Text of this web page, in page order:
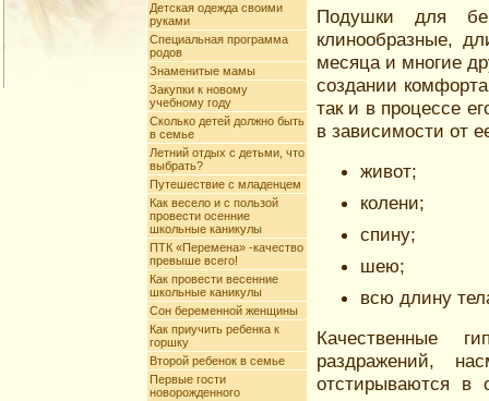
Детская одежда своими
руками
Специальная программа
родов
Знаменитые мамы
Закупки к новому
учебному году
Сколько детей должно быть
в семье
Летний отдых с детьми, что
выбрать?
Путешествие с младенцем
Как весело и с пользой
провести осенние
школьные каникулы
ПТК «Перемена» -качество
превыше всего!
Как провести весенние
школьные каникулы
Сон беременной женщины
Как приучить ребенка к
горшку
Второй ребенок в семье
Первые гости
новорожденного
Подушки для
клинообразные,
месяца и многие
создании
так и в процессе
в зависимости от
живот;
колени;
спину;
шею;
всю длину
Качественные
раздражений,
отстирываются в